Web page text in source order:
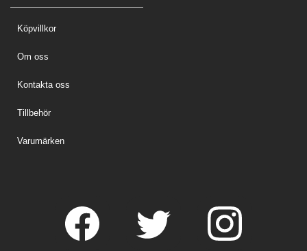
Köpvillkor
Om oss
Kontakta oss
Tillbehör
Varumärken